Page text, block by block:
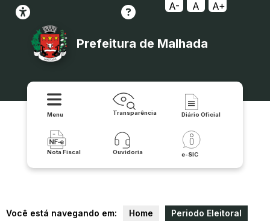
A- A A+
Prefeitura de Malhada
Menu Transparência Diário Oficial
Nota Fiscal Ouvidoria e-SIC
Você está navegando em: Home Periodo Eleitoral